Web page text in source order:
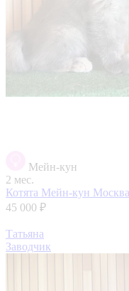
Мейн-кун
2 мес.
Котята Мейн-кун
45 000 ₽
Татьяна
Заводчик